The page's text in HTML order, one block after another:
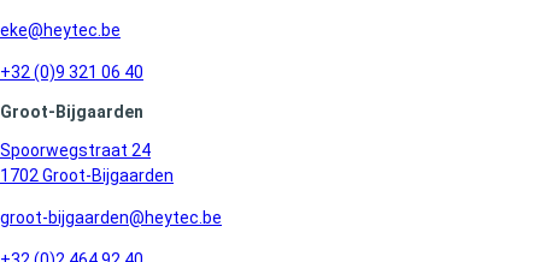
eke@heytec.be
+32 (0)9 321 06 40
Groot-Bijgaarden
Spoorwegstraat 24
1702 Groot-Bijgaarden
groot-bijgaarden@heytec.be